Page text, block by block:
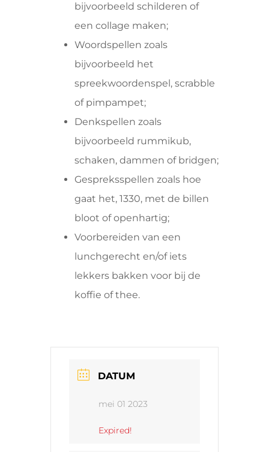
bijvoorbeeld schilderen of
een collage maken;
Woordspellen zoals
bijvoorbeeld het
spreekwoordenspel, scrabble
of pimpampet;
Denkspellen zoals
bijvoorbeeld rummikub,
schaken, dammen of bridgen;
Gespreksspellen zoals hoe
gaat het, 1330, met de billen
bloot of openhartig;
Voorbereiden van een
lunchgerecht en/of iets
lekkers bakken voor bij de
koffie of thee.
DATUM
mei 01 2023
Expired!